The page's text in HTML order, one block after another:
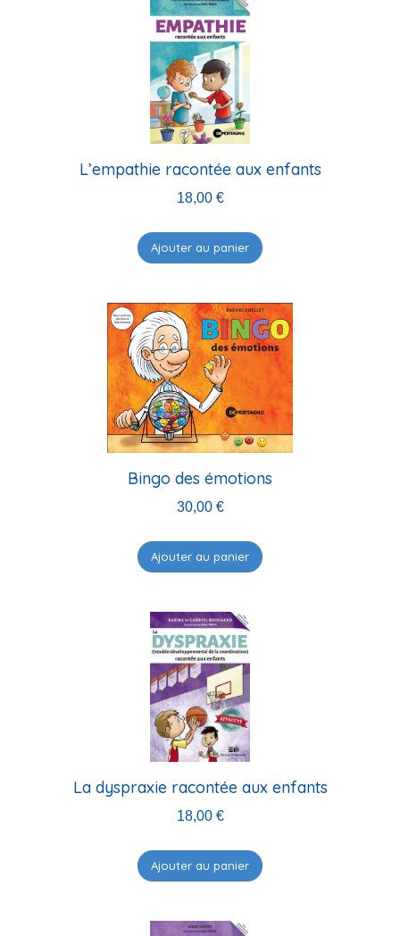
L’empathie racontée aux enfants
18,00 €
Ajouter au panier
Bingo des émotions
30,00 €
Ajouter au panier
La dyspraxie racontée aux enfants
18,00 €
Ajouter au panier